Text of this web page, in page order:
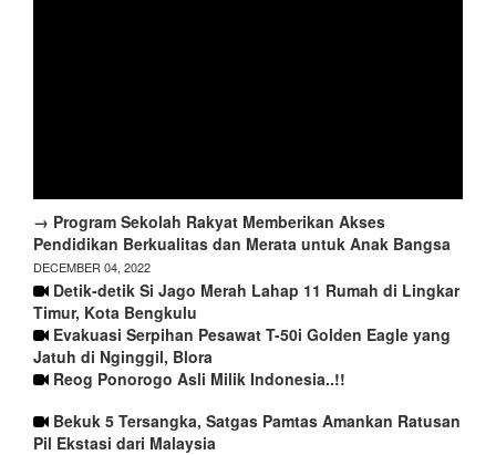
→ Program Sekolah Rakyat Memberikan Akses
Pendidikan Berkualitas dan Merata untuk Anak Bangsa
DECEMBER 04, 2022
Detik-detik Si Jago Merah Lahap 11 Rumah di Lingkar
Timur, Kota Bengkulu
Evakuasi Serpihan Pesawat T-50i Golden Eagle yang
Jatuh di Nginggil, Blora
Reog Ponorogo Asli Milik Indonesia..!!
Bekuk 5 Tersangka, Satgas Pamtas Amankan Ratusan
Pil Ekstasi dari Malaysia